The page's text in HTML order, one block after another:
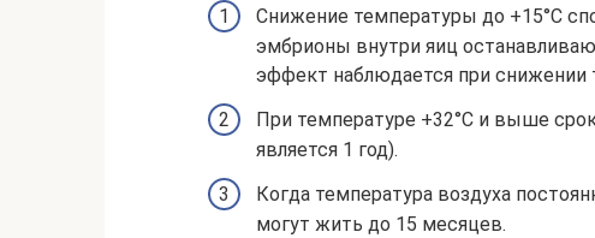
Снижение температуры до +15°C
эмбрионы внутри яиц
эффект наблюдается при снижении
При температуре +32°C и выше
является 1 год).
Когда температура воздуха
могут жить до 15 месяцев.